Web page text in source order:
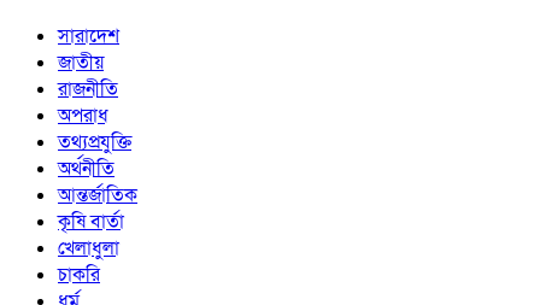
সারাদেশ
জাতীয়
রাজনীতি
অপরাধ
তথ্যপ্রযুক্তি
অর্থনীতি
আন্তর্জাতিক
কৃষি বার্তা
খেলাধুলা
চাকরি